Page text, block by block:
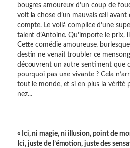
bougres amoureux d’un coup de
voit la chose d’un mauvais œil avant
compte. Le voilà complice d’une
talent d’Antoine. Qu’importe le prix,
Cette comédie amoureuse,
destin ne venait troubler ce
découvrent un autre sentiment que
pourquoi pas une vivante ? Cela
tout le monde, et si en plus la vérité
nez...
« Ici, ni magie, ni illusion, point de
Ici, juste de l’émotion, juste des